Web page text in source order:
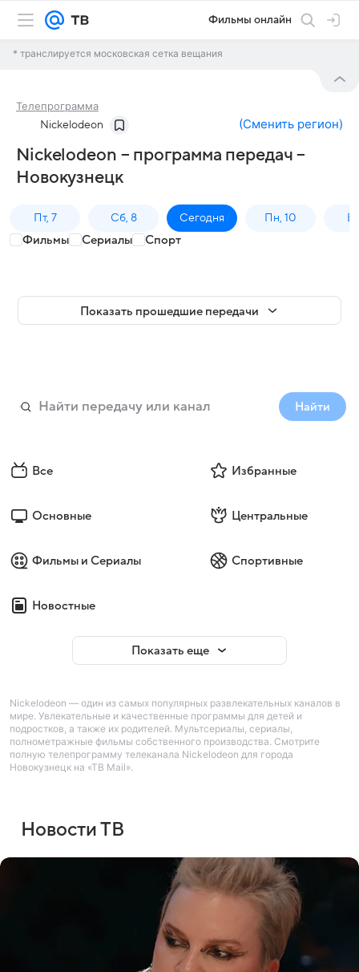
Фильмы онлайн
* транслируется московская сетка вещания
Телепрограмма
Nickelodeon (Сменить регион)
Nickelodeon – программа передач –
Новокузнецк
Пт, 7 Сб, 8 Сегодня Пн, 10
Фильмы Сериалы Спорт
Показать прошедшие передачи
Найти
Все Избранные
Основные Центральные
Фильмы и Сериалы Спортивные
Новостные
Показать еще
Nickelodeon — один из самых популярных развлекательных каналов в
мире. Увлекательные и качественные программы для детей и
подростков, а также их родителей. Мультсериалы, сериалы,
полнометражные фильмы собственного производства. Смотрите
полную телепрограмму телеканала Nickelodeon для города
Новокузнецк на «ТВ Mail».
Новости ТВ